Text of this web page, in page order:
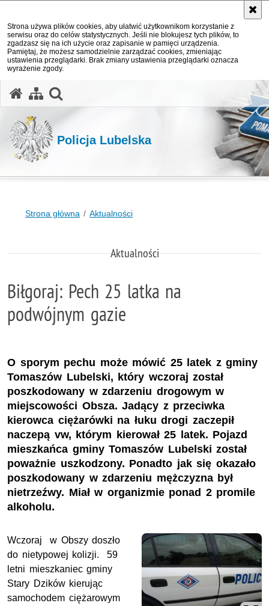
Strona używa plików cookies, aby ułatwić użytkownikom korzystanie z
serwisu oraz do celów statystycznych. Jeśli nie blokujesz tych plików, to
zgadzasz się na ich użycie oraz zapisanie w pamięci urządzenia.
Pamiętaj, że możesz samodzielnie zarządzać cookies, zmieniając
ustawienia przeglądarki. Brak zmiany ustawienia przeglądarki oznacza
wyrażenie zgody.
Policja Lubelska
Strona główna Aktualności
Aktualności
Biłgoraj: Pech 25 latka na
podwójnym gazie
O sporym pechu może mówić 25 latek z gminy
Tomaszów Lubelski, który wczoraj został
poszkodowany w zdarzeniu drogowym w
miejscowości Obsza. Jadący z przeciwka
kierowca ciężarówki na łuku drogi zaczepił
naczepą vw, którym kierował 25 latek. Pojazd
mieszkańca gminy Tomaszów Lubelski został
poważnie uszkodzony. Ponadto jak się okazało
poszkodowany w zdarzeniu mężczyzna był
nietrzeźwy. Miał w organizmie ponad 2 promile
alkoholu.
Wczoraj w Obszy doszło
do nietypowej kolizji. 59
letni mieszkaniec gminy
Stary Dzików kierując
samochodem ciężarowym